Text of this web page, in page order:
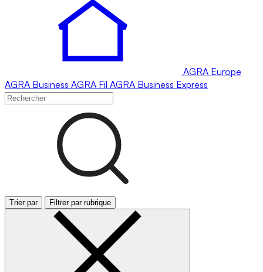
AGRA Europe
AGRA Business AGRA Fil AGRA Business Express
Trier par Filtrer par rubrique